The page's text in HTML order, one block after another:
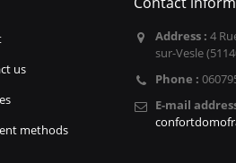
us
methods
Address : 4
sur-Vesle
Phone :
E-mail